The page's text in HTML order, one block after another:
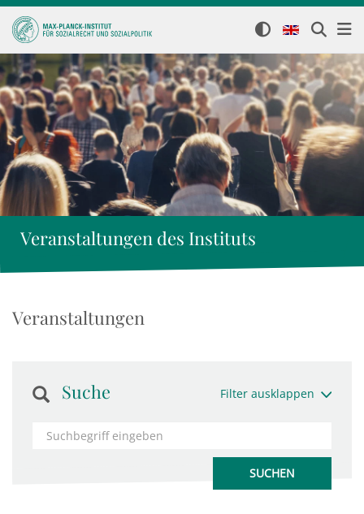
Veranstaltungen des Instituts
Veranstaltungen
Suche Filter ausklappen